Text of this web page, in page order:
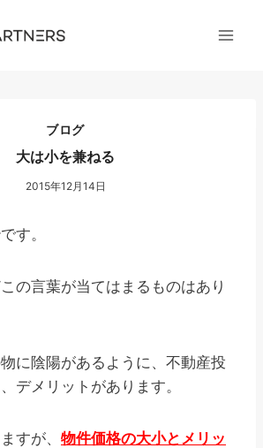
ブログ
大は小を兼ねる
2015年12月14日
す。
の言葉が当てはまるものはあり
に陰陽があるように、不動産投
デメリットがあります。
すが、 物件価格の大小とメリッ